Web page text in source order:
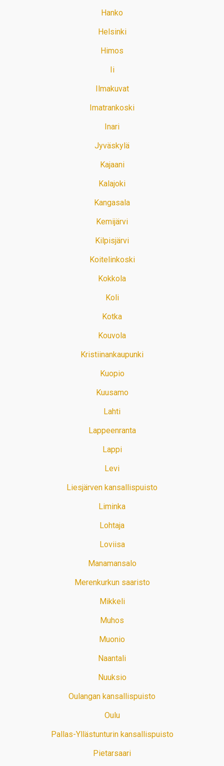
Hanko
Helsinki
Himos
Ii
Ilmakuvat
Imatrankoski
Inari
Jyväskylä
Kajaani
Kalajoki
Kangasala
Kemijärvi
Kilpisjärvi
Koitelinkoski
Kokkola
Koli
Kotka
Kouvola
Kristiinankaupunki
Kuopio
Kuusamo
Lahti
Lappeenranta
Lappi
Levi
Liesjärven kansallispuisto
Liminka
Lohtaja
Loviisa
Manamansalo
Merenkurkun saaristo
Mikkeli
Muhos
Muonio
Naantali
Nuuksio
Oulangan kansallispuisto
Oulu
Pallas-Yllästunturin kansallispuisto
Pietarsaari